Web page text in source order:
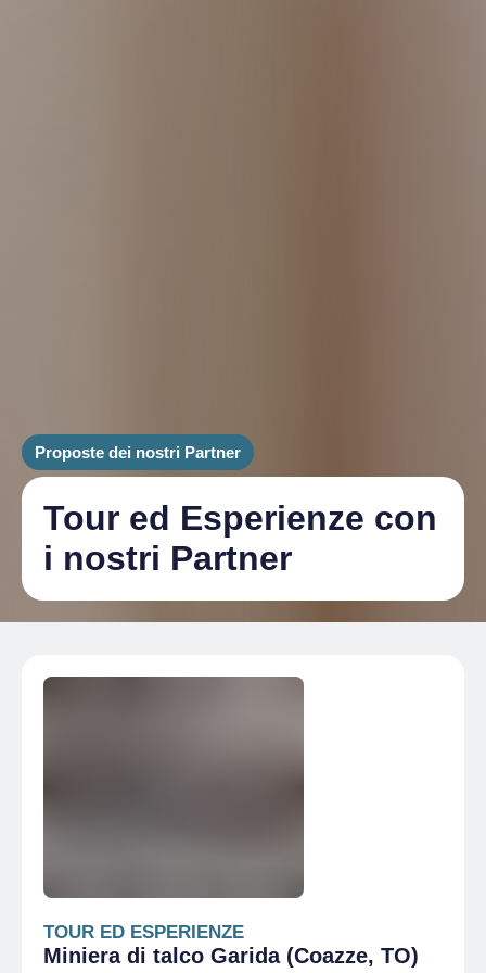
Proposte dei nostri Partner
Tour ed Esperienze con
i nostri Partner
TOUR ED ESPERIENZE
Miniera di talco Garida (Coazze, TO)